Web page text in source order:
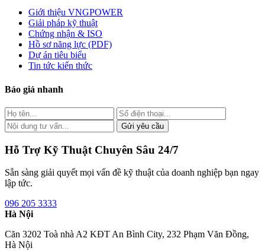
Giới thiệu VNGPOWER
Giải pháp kỹ thuật
Chứng nhận & ISO
Hồ sơ năng lực (PDF)
Dự án tiêu biểu
Tin tức kiến thức
Báo giá nhanh
Gửi yêu cầu
Hỗ Trợ Kỹ Thuật Chuyên Sâu 24/7
Sẵn sàng giải quyết mọi vấn đề kỹ thuật của doanh nghiệp bạn ngay
lập tức.
096 205 3333
Hà Nội
Căn 3202 Toà nhà A2 KĐT An Bình City, 232 Phạm Văn Đồng,
Hà Nội